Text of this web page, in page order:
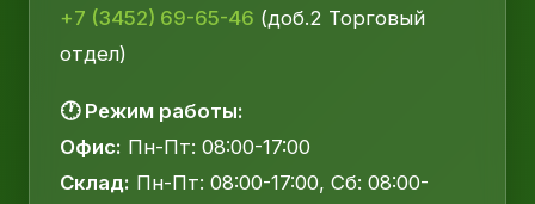
+7 (3452) 69-65-46 (доб.2 Торговый
отдел)
🕐 Режим работы:
Офис: Пн-Пт: 08:00-17:00
Склад: Пн-Пт: 08:00-17:00, Сб: 08:00-